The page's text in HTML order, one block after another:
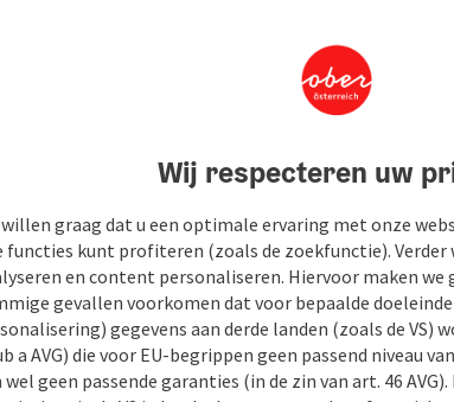
Wij respecteren uw
willen graag dat u een optimale ervaring met onze
functies kunt profiteren (zoals de zoekfunctie). Verder
en content personaliseren. Hiervoor maken we
gevallen voorkomen dat voor bepaalde
gegevens aan derde landen (zoals de VS)
a AVG) die voor EU-begrippen geen passend niveau
wel geen passende garanties (in de zin van art. 46